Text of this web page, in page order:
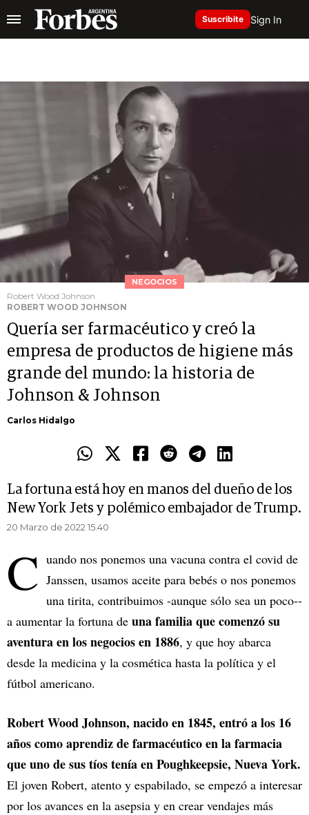
Suscribite Sign In
NEGOCIOS
Robert Wood Johnson
ROBERT WOOD JOHNSON
Quería ser farmacéutico y creó la
empresa de productos de higiene más
grande del mundo: la historia de
Johnson & Johnson
Carlos Hidalgo
La fortuna está hoy en manos del dueño de los
New York Jets y polémico embajador de Trump.
20 Marzo de 2022 15.40
C uando nos ponemos una vacuna contra el covid de
Janssen, usamos aceite para bebés o nos ponemos
una tirita, contribuimos -aunque sólo sea un poco--
a aumentar la fortuna de una familia que comenzó su
aventura en los negocios en 1886, y que hoy abarca
desde la medicina y la cosmética hasta la política y el
fútbol americano.
Robert Wood Johnson, nacido en 1845, entró a los 16
años como aprendiz de farmacéutico en la farmacia
que uno de sus tíos tenía en Poughkeepsie, Nueva York.
El joven Robert, atento y espabilado, se empezó a interesar
por los avances en la asepsia y en crear vendajes más